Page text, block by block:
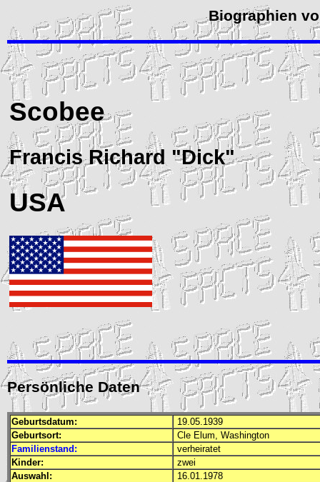
Biographien
Scobee
Francis Richard "Dick"
USA
Persönliche Daten
Geburtsdatum:
19.05.1939
Geburtsort:
Cle Elum, Washington
Familienstand:
verheiratet
Kinder:
zwei
Auswahl:
16.01.1978